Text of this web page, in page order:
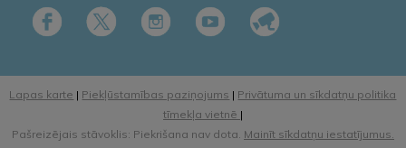
Lapas karte | Piekļūstamības paziņojums | Privātuma un sīkdatņu politika
tīmekļa vietnē |
Pašreizējais stāvoklis: Piekrišana nav dota. Mainīt sīkdatņu iestatījumus.